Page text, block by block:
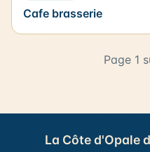
Cafe brasserie
Page 1
La Côte d'Opale